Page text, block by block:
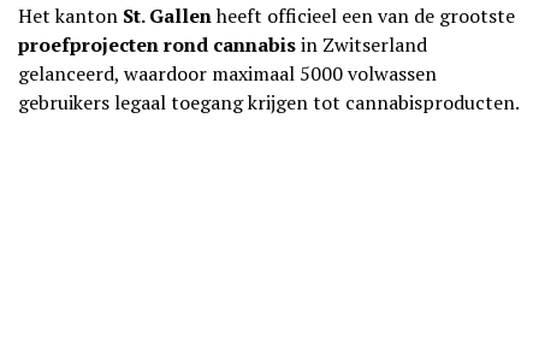
Het kanton St. Gallenheeft officieel een van de grootste
proefprojecten rond cannabisin Zwitserland
gelanceerd, waardoor maximaal 5000 volwassen
gebruikers legaal toegang krijgen tot cannabisproducten.